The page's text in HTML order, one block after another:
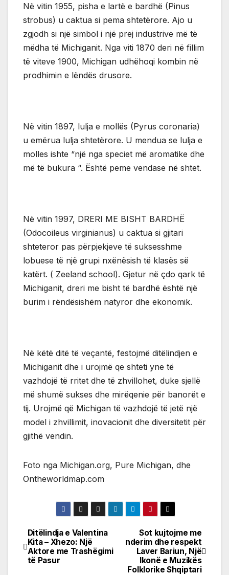
Në vitin 1955, pisha e lartë e bardhë (Pinus
strobus) u caktua si pema shtetërore. Ajo u
zgjodh si një simbol i një prej industrive më të
mëdha të Michiganit. Nga viti 1870 deri në fillim
të viteve 1900, Michigan udhëhoqi kombin në
prodhimin e lëndës drusore.
Në vitin 1897, lulja e mollës (Pyrus coronaria)
u emërua lulja shtetërore. U mendua se lulja e
molles ishte “një nga speciet më aromatike dhe
më të bukura “. Është peme vendase në shtet.
Në vitin 1997, DRERI ME BISHT BARDHË
(Odocoileus virginianus) u caktua si gjitari
shteteror pas përpjekjeve të suksesshme
lobuese të një grupi nxënësish të klasës së
katërt. ( Zeeland school). Gjetur në çdo qark të
Michiganit, dreri me bisht të bardhë është një
burim i rëndësishëm natyror dhe ekonomik.
Në këtë ditë të veçantë, festojmë ditëlindjen e
Michiganit dhe i urojmë qe shteti yne të
vazhdojë të rritet dhe të zhvillohet, duke sjellë
më shumë sukses dhe mirëqenie për banorët e
tij. Urojmë që Michigan të vazhdojë të jetë një
model i zhvillimit, inovacionit dhe diversitetit për
gjithë vendin.
Foto nga Michigan.org, Pure Michigan, dhe
Ontheworldmap.com
Post
navigation
Sot kujtojme me
nderim dhe respekt
Laver Bariun, Një
Ikonë e Muzikës
Folklorike Shqiptari
Ditëlindja e Valentina
Kita – Xhezo: Një
Aktore me Trashëgimi
të Pasur